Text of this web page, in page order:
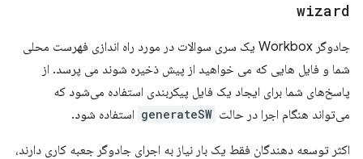
wizard
جادوگر Workbox یک سری سوالات در مورد راه اندازی فهرست محلی
شما و فایل هایی که می خواهید از پیش ذخیره شوند می پرسد. از
پاسخ‌های شما برای ایجاد یک فایل پیکربندی استفاده می‌شود که
می‌تواند هنگام اجرا در حالت generateSW استفاده شود.
اکثر توسعه دهندگان فقط یک بار نیاز به اجرای جادوگر جعبه کاری دارند،